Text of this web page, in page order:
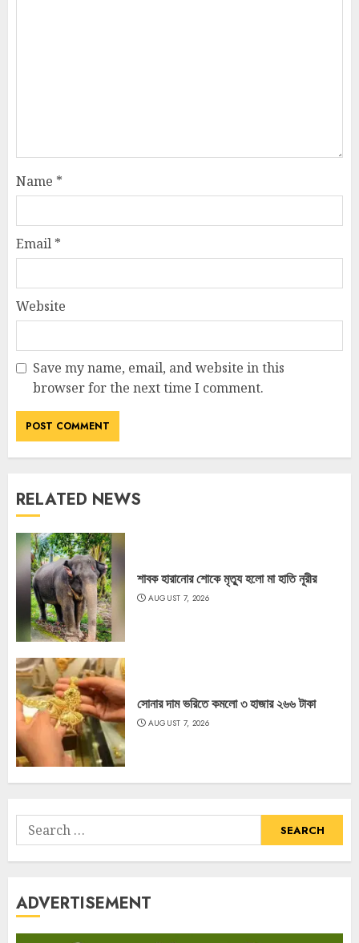
Name *
Email *
Website
Save my name, email, and website in this
browser for the next time I comment.
RELATED NEWS
শাবক হারানোর শোকে মৃত্যু হলো মা হাতি নূরীর
AUGUST 7, 2026
সোনার দাম ভরিতে কমলো ৩ হাজার ২৬৬ টাকা
AUGUST 7, 2026
Search
for:
ADVERTISEMENT